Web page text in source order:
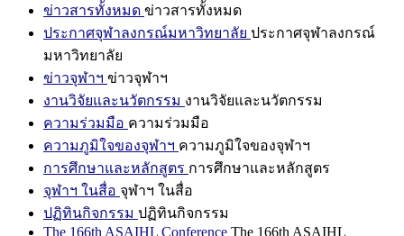
ข่าวสารทั้งหมด ข่าวสารทั้งหมด
ประกาศจุฬาลงกรณ์มหาวิทยาลัย ประกาศจุฬาลงกรณ์
มหาวิทยาลัย
ข่าวจุฬาฯ ข่าวจุฬาฯ
งานวิจัยและนวัตกรรม งานวิจัยและนวัตกรรม
ความร่วมมือ ความร่วมมือ
ความภูมิใจของจุฬาฯ ความภูมิใจของจุฬาฯ
การศึกษาและหลักสูตร การศึกษาและหลักสูตร
จุฬาฯ ในสื่อ จุฬาฯ ในสื่อ
ปฏิทินกิจกรรม ปฏิทินกิจกรรม
The 166th ASAIHL Conference The 166th ASAIHL